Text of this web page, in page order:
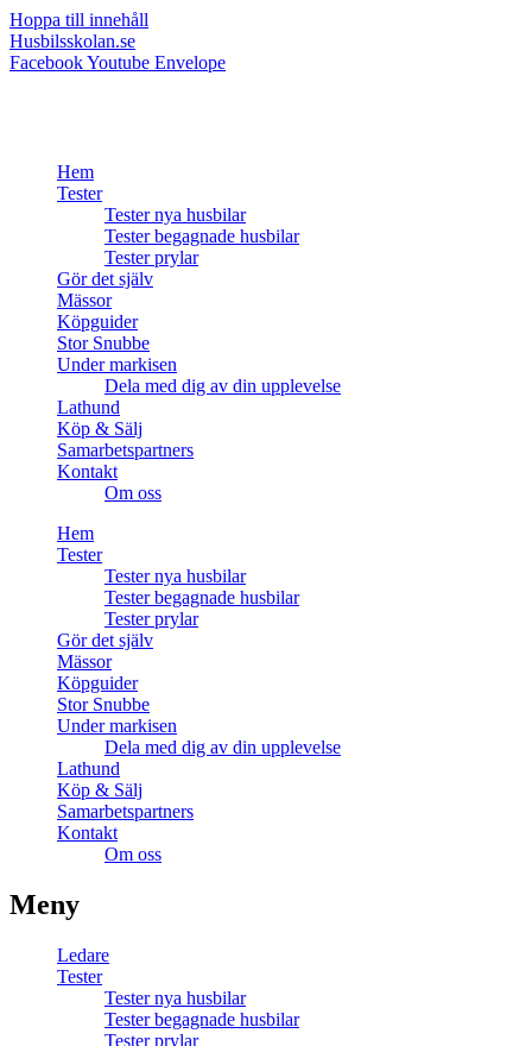
Hoppa till innehåll
Husbilsskolan.se
FacebookYoutube Envelope
Hem
Tester
Tester nya husbilar
Tester begagnade husbilar
Tester prylar
Gör det själv
Mässor
Köpguider
Stor Snubbe
Under markisen
Dela med dig av din upplevelse
Lathund
Köp & Sälj
Samarbetspartners
Kontakt
Om oss
Hem
Tester
Tester nya husbilar
Tester begagnade husbilar
Tester prylar
Gör det själv
Mässor
Köpguider
Stor Snubbe
Under markisen
Dela med dig av din upplevelse
Lathund
Köp & Sälj
Samarbetspartners
Kontakt
Om oss
Meny
Ledare
Tester
Tester nya husbilar
Tester begagnade husbilar
Tester prylar